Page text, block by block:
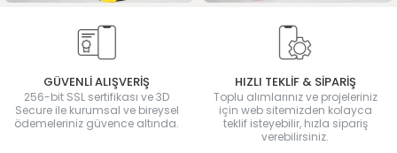
GÜVENLİ ALIŞVERİŞ
256-bit SSL sertifikası ve 3D
Secure ile kurumsal ve bireysel
ödemeleriniz güvence altında.
HIZLI TEKLİF & SİPARİŞ
Toplu alımlarınız ve projeleriniz
için web sitemizden kolayca
teklif isteyebilir, hızla sipariş
verebilirsiniz.